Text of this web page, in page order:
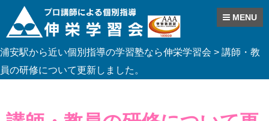
Skip
to
content
MENU
浦安駅から近い個別指導の学習塾なら伸栄学習会 > 講師・教
員の研修について更新しました。